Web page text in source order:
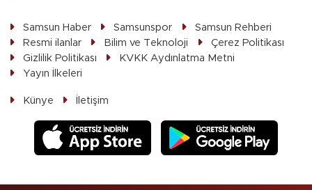
Samsun Haber Samsunspor
Samsun Rehberi
Resmi ilanlar
Bilim ve Teknoloji
Çerez Politikası
Gizlilik Politikası
KVKK Aydınlatma Metni
Yayın İlkeleri
Künye İletişim